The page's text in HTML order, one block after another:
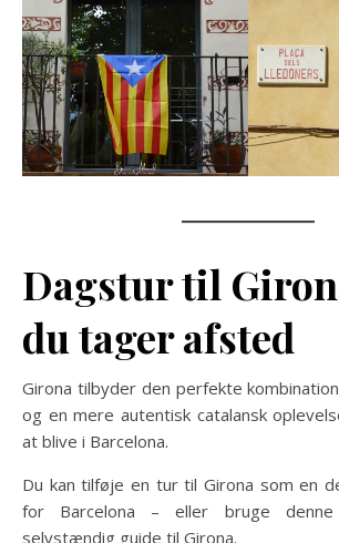
Dagstur til
du tager afsted
Girona tilbyder den perfekte
og en mere autentisk catalansk
at blive i Barcelona.
Du kan tilføje en tur til Girona som en
for Barcelona – eller bruge
selvstændig guide til Girona.